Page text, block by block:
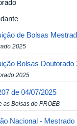
de Bolsas
2025
Bolsas Doutorado
2025
de 04/07/2025
as Bolsas do PROEB
Nacional - Mestrado